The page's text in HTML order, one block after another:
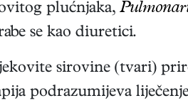
plućnjaka,
se kao diuretici.
sirovine (tvari)
podrazumijeva